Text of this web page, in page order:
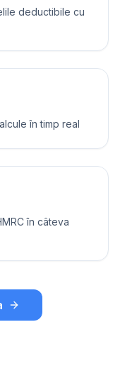
deductibile cu
în timp real
în câteva